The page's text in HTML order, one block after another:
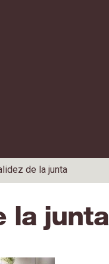
de la junta
la junta